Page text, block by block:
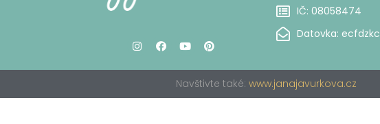
IČ: 08058474​
Datovka: ecfdzkc
Navštivte také: www.janajavurkova.cz